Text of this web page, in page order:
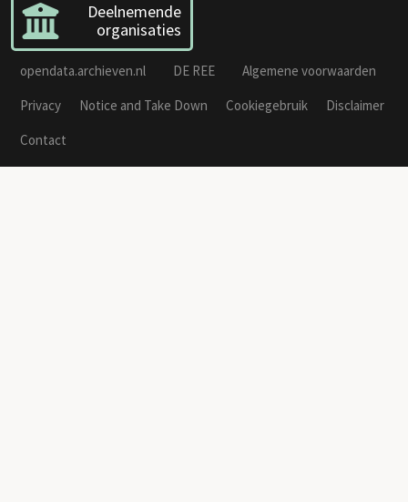
Deelnemende
organisaties
opendata.archieven.nl DE REE
Algemene voorwaarden
Privacy
Notice and Take Down Cookiegebruik
Disclaimer
Contact